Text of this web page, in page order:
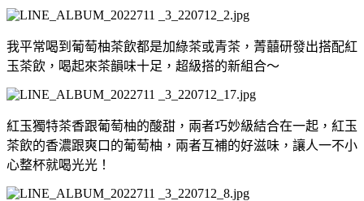
我平常喝到葡萄柚茶飲都是加綠茶或青茶，菁囍研發出搭配紅
玉茶飲，喝起來茶韻味十足，超級搭的新組合～
紅玉獨特茶香跟葡萄柚的酸甜，兩者巧妙級結合在一起，紅玉
茶飲的香濃跟爽口的葡萄柚，兩者互補的好滋味，讓人一不小
心整杯就喝光光！